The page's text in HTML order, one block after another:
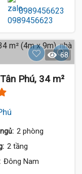
0989456623
68
Phú, 34 m²
2 phòng
2 tầng
Đông Nam